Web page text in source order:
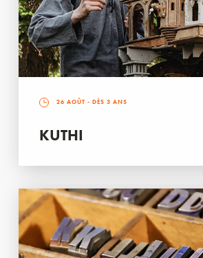
26 AOÛT - DÈS 3 ANS
KUTHI